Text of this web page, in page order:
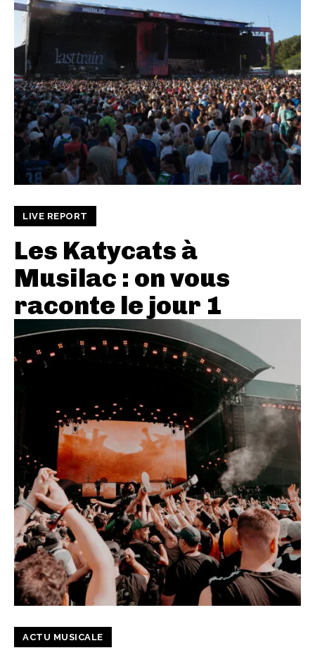
LIVE REPORT
Les Katycats à
Musilac : on vous
raconte le jour 1
ACTU MUSICALE